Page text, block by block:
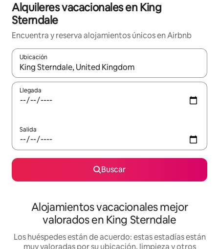
Alquileres vacacionales en King
Sterndale
Encuentra y reserva alojamientos únicos en Airbnb
Ubicación
Cuando los resultados estén disponibles, navega con las
Llegada
Salida
Buscar
Alojamientos vacacionales mejor
valorados en King Sterndale
Los huéspedes están de acuerdo: estas estadías están
muy valoradas por su ubicación, limpieza y otros